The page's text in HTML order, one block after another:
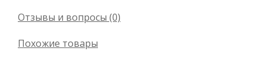
Отзывы и вопросы (0)
Похожие товары